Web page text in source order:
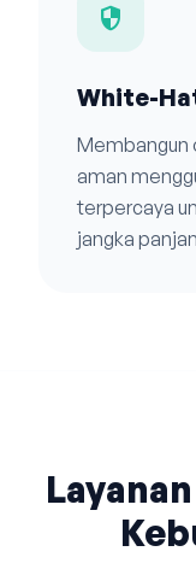
security
White-
Membangun
aman
terpercaya
jangka